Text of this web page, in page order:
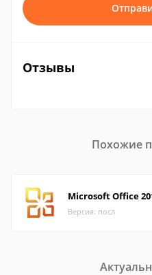
Отзывы
Похожие
Microsoft Office
Версия: посл